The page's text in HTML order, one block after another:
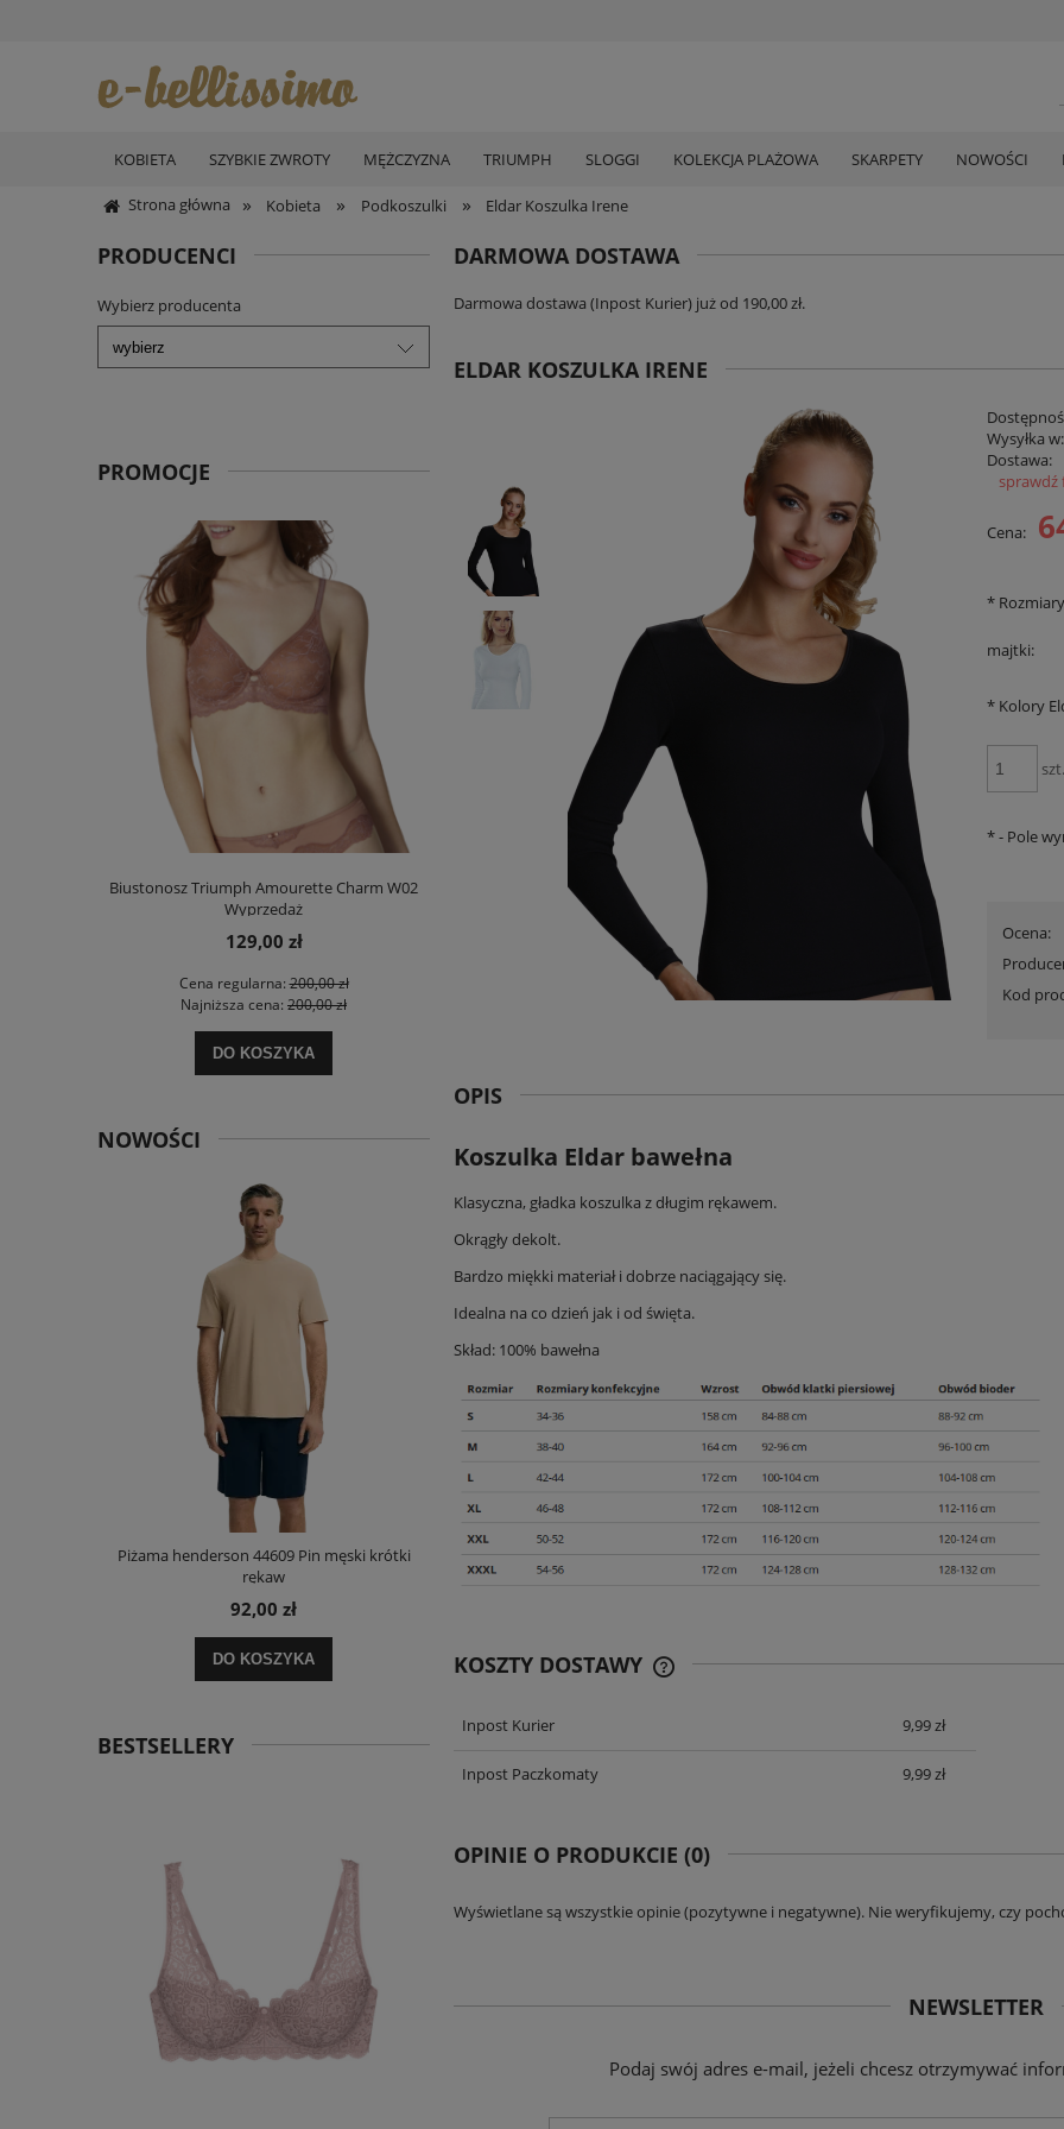
KOBIETA SZYBKIE ZWROTY MĘŻCZYZNA TRIUMPH SLOGGI KOLEKCJA PLAŻOWA SKARPETY NOWOŚCI
Strona główna » Kobieta » Podkoszulki » Eldar Koszulka Irene
PRODUCENCI
Wybierz producenta
PROMOCJE
Biustonosz Triumph Amourette Charm W02
Wyprzedaż
129,00 zł
Cena regularna:200,00 zł
Najniższa cena: 200,00 zł
DO KOSZYKA
Biustonosz Triumph Lovely Micro WHUM
Promocja
110,00 zł
160,00 zł
139,90 zł
Szlafrok Triumph Robes Velour Robe
wyprzedaż
199,00 zł
Cena regularna:
Najniższa cena: 299,99 zł
NOWOŚCI
Piżama henderson 44609 Pin męski krótki
rękaw
92,00 zł
DO KOSZYKA
Koszula henderson 44477 Edris damska kr.
DO KOSZYKA
Koszula henderson 44478 Edris damska
rękaw
DO KOSZYKA
BESTSELLERY
DARMOWA DOSTAWA
Darmowa dostawa (Inpost Kurier) już od 190,00 zł.
ELDAR KOSZULKA IRENE
Wysyłka w:
Dostawa:
Cena
Cena:
*
majtki:
* Kolory
*- Pole
Ocena:
Kod
OPIS
Koszulka Eldar bawełna
Klasyczna, gładka koszulka z długim rękawem.
Okrągły dekolt.
Bardzo miękki materiał i dobrze naciągający się.
Idealna na co dzień jak i od święta.
Skład: 100% bawełna
KOSZTY DOSTAWY
CENA ZAWIERA KOSZTY PŁATNOŚCI
Inpost Kurier 9,99 zł
Inpost Paczkomaty 9,99 zł
OPINIE O PRODUKCIE (0)
Wyświetlane są wszystkie opinie (pozytywne i negatywne). Nie weryfikujemy, czy
NEWSLETTER
Podaj swój adres e-mail, jeżeli chcesz otrzymywać